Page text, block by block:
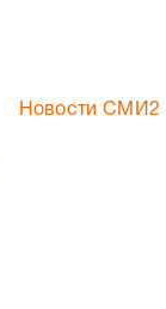
Новости СМИ2